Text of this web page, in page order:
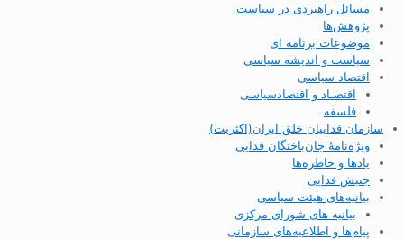
مسائل راهبردی در سیاست
پژوهش‌ها
موضوعات برنامه ای
سیاست و اندیشه سیاسی
اقتصاد سیاسی
اقتصـاد و اقتصاد‌سیاسی
فلسفه
سازمان فداییان خلق ایران(اکثریت)
ویژه‌نامهٔ جان‌باختگان فدایی
یادها و خاطره‌ها
جنبش فدایی
بیانیه‌های هیئت سیاسی
بیانیه های شورای مرکزی
پیام‌ها و اطلاعیه‌های سازمانی